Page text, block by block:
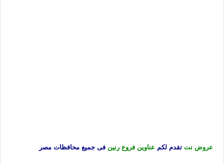
عروض نتتقدم لكم عناوين فروع رنينفى جميع محافظات مصر